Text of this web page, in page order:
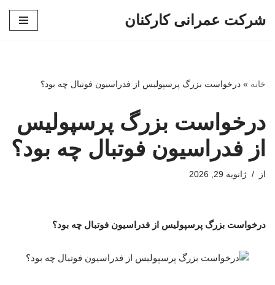
شرکت عمرانی کارکنان
خانه » درخواست بزرگ پرسپولیس از فدراسیون فوتبال چه بود؟
درخواست بزرگ پرسپولیس
از فدراسیون فوتبال چه بود؟
از ژانویه 29, 2026
درخواست بزرگ پرسپولیس از فدراسیون فوتبال چه بود؟